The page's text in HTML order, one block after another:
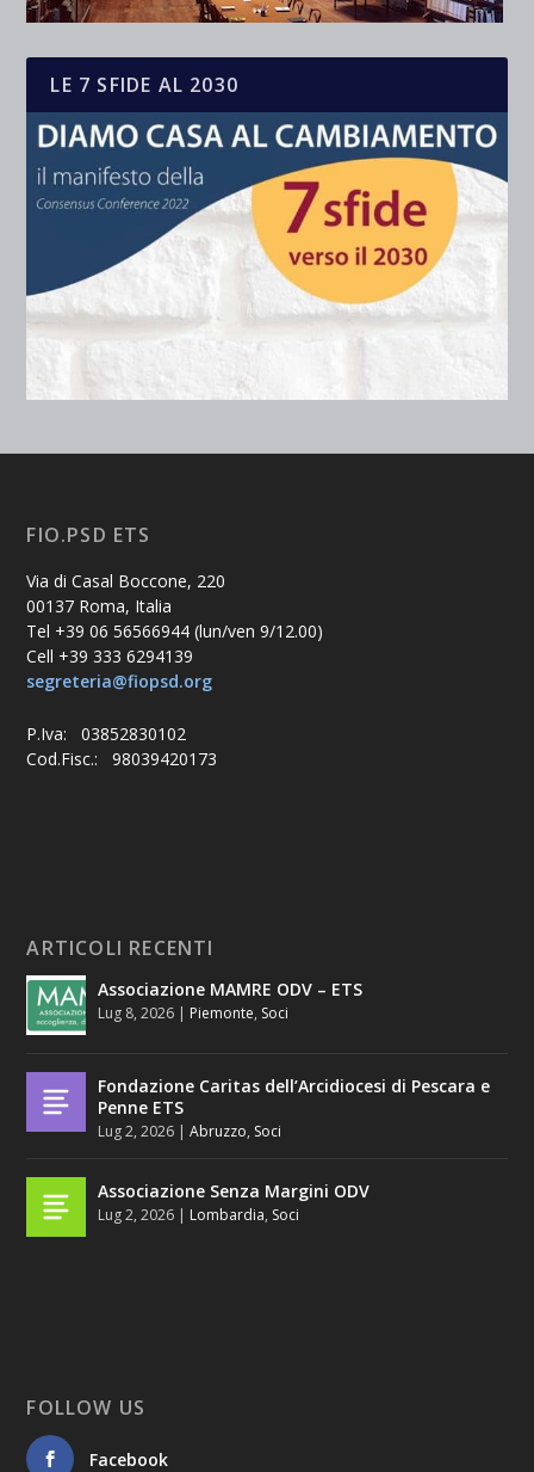
LE 7 SFIDE AL 2030
FIO.PSD ETS
Via di Casal Boccone, 220
00137 Roma, Italia
Tel +39 06 56566944 (lun/ven 9/12.00)
Cell +39 333 6294139
segreteria@fiopsd.org
P.Iva: 03852830102
Cod.Fisc.: 98039420173
ARTICOLI RECENTI
Associazione MAMRE ODV – ETS
Lug 8, 2026 | Piemonte, Soci
Fondazione Caritas dell’Arcidiocesi di Pescara e
Penne ETS
Lug 2, 2026 |Abruzzo, Soci
Associazione Senza Margini ODV
Lug 2, 2026 | Lombardia, Soci
FOLLOW US
Facebook